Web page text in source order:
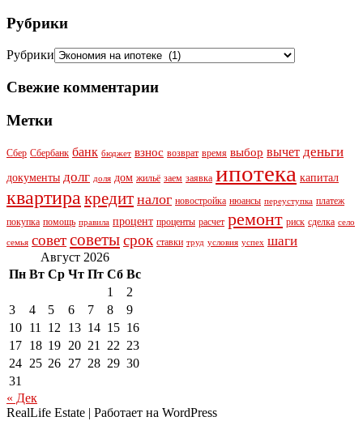
Рубрики
Рубрики
Свежие комментарии
Метки
Сбер Сбербанк банк бюджет взнос возврат время выбор вычет деньги
документы долг доля дом жильё заем заявка ипотека капитал
квартиракредит налог новостройка нюансы переуступка платеж
покупка помощь правила процент проценты расчет ремонт риск сделка село
семья советсоветысрок ставки труд условия успех шаги
Август 2026
Пн Вт Ср Чт Пт Сб Вс
1
2
3
4 5 6 7 8
9
10 11 12 13 14 15 16
17 18 19 20 21 22 23
24 25 26 27 28 29 30
31
« Дек
RealLife Estate | Работает на WordPress